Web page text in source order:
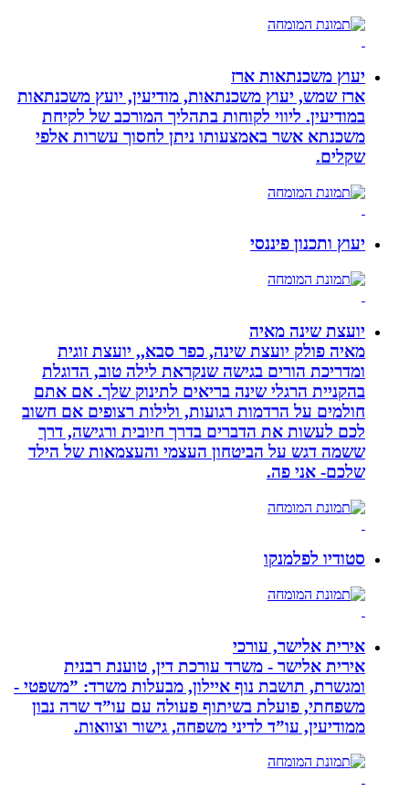
יעוץ משכנתאות ארז
ארז שמש, יעוץ משכנתאות, מודיעין, יועץ משכנתאות
במודיעין. ליווי לקוחות בתהליך המורכב של לקיחת
משכנתא אשר באמצעותו ניתן לחסוך עשרות אלפי
שקלים.
יעוץ ותכנון פיננסי
יועצת שינה מאיה
מאיה פולק יועצת שינה, כפר סבא,, יועצת זוגית
ומדריכת הורים בגישה שנקראת לילה טוב, הדוגלת
בהקניית הרגלי שינה בריאים לתינוק שלך. אם אתם
חולמים על הרדמות רגועות, ולילות רצופים אם חשוב
לכם לעשות את הדברים בדרך חיובית ורגישה, דרך
ששמה דגש על הביטחון העצמי והעצמאות של הילד
שלכם- אני פה.
סטודיו לפלמנקו
אירית אלישר, עורכי
אירית אלישר - משרד עורכת דין, טוענת רבנית
ומגשרת, תושבת נוף איילון, מבעלות משרד: ”משפטי -
משפחתי, פועלת בשיתוף פעולה עם עו”ד שרה נבון
ממודיעין, עו”ד לדיני משפחה, גישור וצוואות.